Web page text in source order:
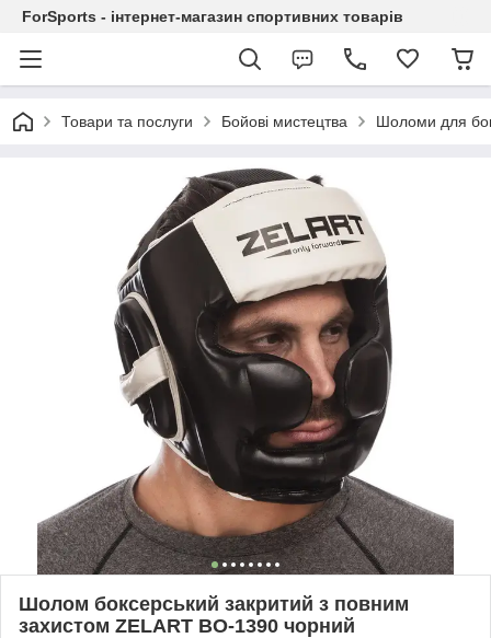
ForSports - інтернет-магазин спортивних товарів
Товари та послуги Бойові мистецтва Шоломи для
Шолом боксерський закритий з повним
захистом ZELART BO-1390 чорний